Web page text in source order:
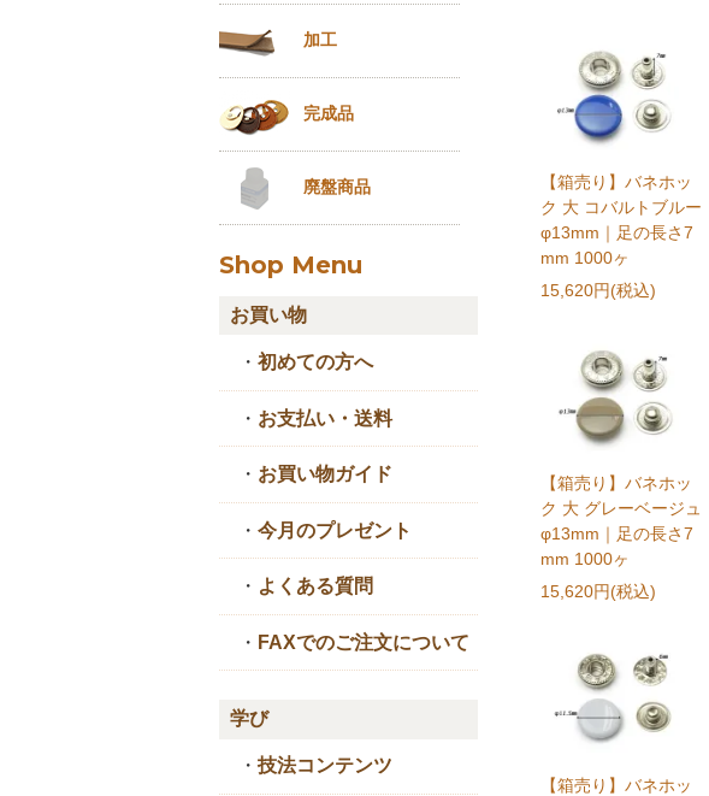
【箱売り】バネホッ
ク 大 コバルトブルー
φ13mm｜足の長さ7
mm 1000ヶ
15,620円(税込)
【箱売り】バネホッ
ク 大 グレーベージュ
φ13mm｜足の長さ7
mm 1000ヶ
15,620円(税込)
【箱売り】バネホッ
加工
完成品
廃盤商品
Shop Menu
お買い物
・ 初めての方へ
・ お支払い・送料
・ お買い物ガイド
・ 今月のプレゼント
・ よくある質問
・ FAXでのご注文について
学び
・ 技法コンテンツ